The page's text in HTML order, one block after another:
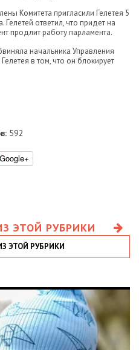
Комитета пригласили Гелетея 5
Гелетей ответил, что придет на
продлит работу парламента.
начальника Управления
в том, что он блокирует
592
Google+
ЭТОЙ РУБРИКИ
ЭТОЙ РУБРИКИ